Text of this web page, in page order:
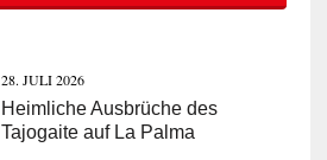
28. JULI 2026
Heimliche Ausbrüche des
Tajogaite auf La Palma